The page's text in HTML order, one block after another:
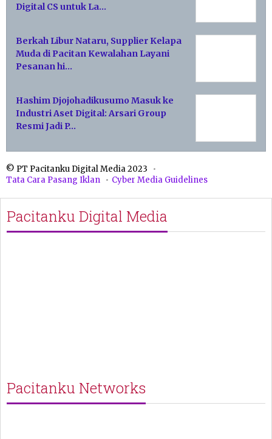
Digital CS untuk La…
Berkah Libur Nataru, Supplier Kelapa
Muda di Pacitan Kewalahan Layani
Pesanan hi…
Hashim Djojohadikusumo Masuk ke
Industri Aset Digital: Arsari Group
Resmi Jadi P…
© PT Pacitanku Digital Media 2023
Tata Cara Pasang Iklan
Cyber Media Guidelines
Pacitanku Digital Media
Pacitanku Networks